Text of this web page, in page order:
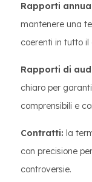
Rapporti
mantenere una
coerenti in tutto il
Rapporti di
chiaro per
comprensibili e
Contratti: la
con precisione
controversie.